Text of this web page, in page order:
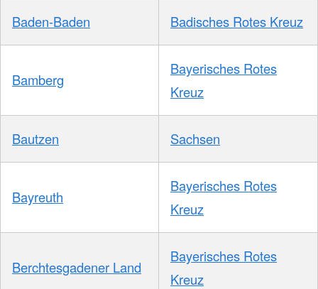
Baden-Baden Badisches Rotes Kreuz
Bamberg
Bayerisches Rotes
Kreuz
Bautzen Sachsen
Bayreuth
Bayerisches Rotes
Kreuz
Berchtesgadener Land
Bayerisches Rotes
Kreuz